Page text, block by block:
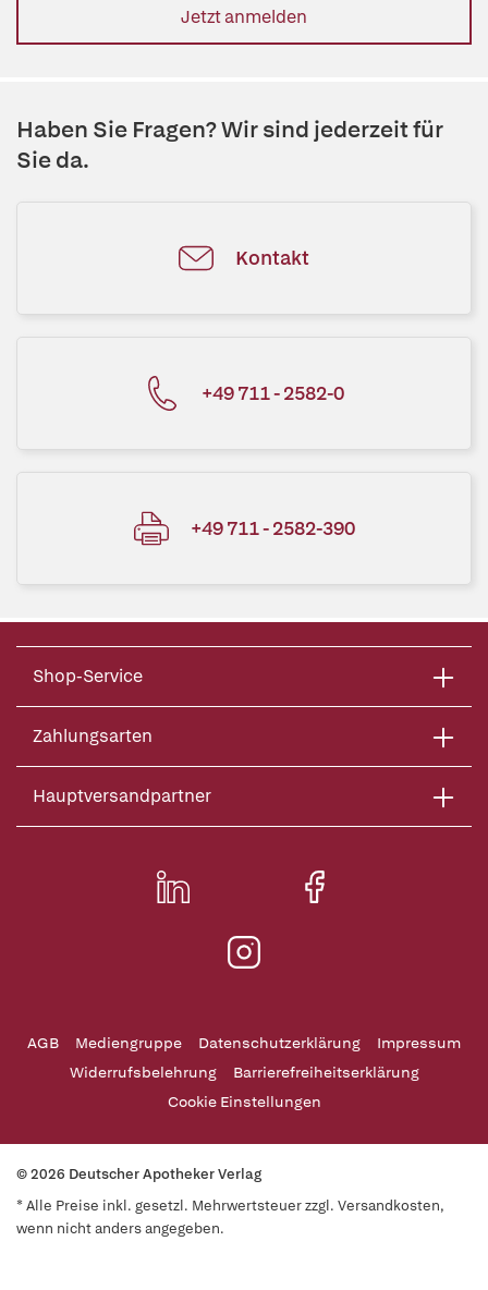
Jetzt anmelden
Haben Sie Fragen? Wir sind jederzeit für
Sie da.
Kontakt
+49 711 - 2582-0
+49 711 - 2582-390
Shop-Service
Zahlungsarten
Hauptversandpartner
AGB Mediengruppe Datenschutzerklärung
Impressum
Widerrufsbelehrung
Barrierefreiheitserklärung
Cookie Einstellungen
© 2026 Deutscher Apotheker Verlag
* Alle Preise inkl. gesetzl. Mehrwertsteuer zzgl. Versandkosten,
wenn nicht anders angegeben.